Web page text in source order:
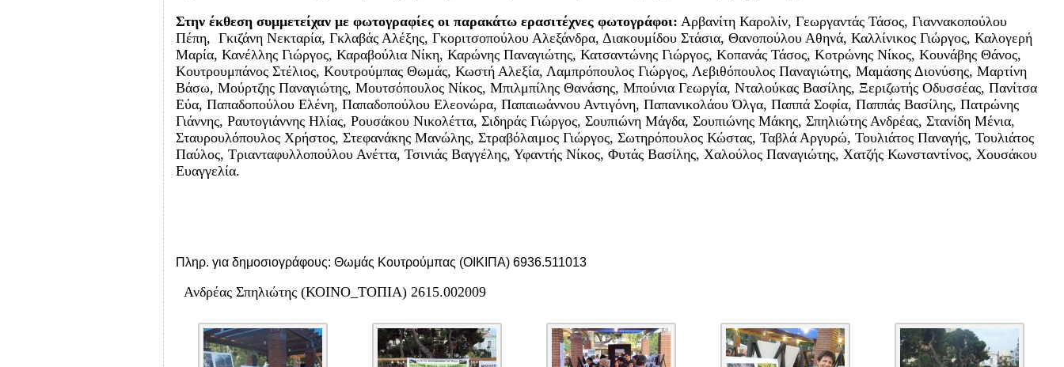
Στην έκθεση συμμετείχαν με φωτογραφίες οι παρακάτω ερασιτέχνες φωτογράφοι: Αρβανίτη Καρολίν, Γεωργαντάς Τάσος, Γιαννακοπούλου
Πέπη, Γκιζάνη Νεκταρία, Γκλαβάς Αλέξης, Γκοριτσοπούλου Αλεξάνδρα, Διακουμίδου Στάσια, Θανοπούλου Αθηνά, Καλλίνικος Γιώργος, Καλογερή
Μαρία, Κανέλλης Γιώργος, Καραβούλια Νίκη, Καρώνης Παναγιώτης, Κατσαντώνης Γιώργος, Κοπανάς Τάσος, Κοτρώνης Νίκος, Κουνάβης Θάνος,
Κουτρουμπάνος Στέλιος, Κουτρούμπας Θωμάς, Κωστή Αλεξία, Λαμπρόπουλος Γιώργος, Λεβιθόπουλος Παναγιώτης, Μαμάσης Διονύσης, Μαρτίνη
Βάσω, Μούρτζης Παναγιώτης, Μουτσόπουλος Νίκος, Μπιλμπίλης Θανάσης, Μπούνια Γεωργία, Νταλούκας Βασίλης, Ξεριζωτής Οδυσσέας, Πανίτσα
Εύα, Παπαδοπούλου Ελένη, Παπαδοπούλου Ελεονώρα, Παπαιωάννου Αντιγόνη, Παπανικολάου Όλγα, Παππά Σοφία, Παππάς Βασίλης, Πατρώνης
Γιάννης, Ραυτογιάννης Ηλίας, Ρουσάκου Νικολέττα, Σιδηράς Γιώργος, Σουπιώνη Μάγδα, Σουπιώνης Μάκης, Σπηλιώτης Ανδρέας, Στανίδη Μένια,
Σταυρουλόπουλος Χρήστος, Στεφανάκης Μανώλης, Στραβόλαιμος Γιώργος, Σωτηρόπουλος Κώστας, Ταβλά Αργυρώ, Τουλιάτος Παναγής, Τουλιάτος
Παύλος, Τριανταφυλλοπούλου Ανέττα, Τσινιάς Βαγγέλης, Υφαντής Νίκος, Φυτάς Βασίλης, Χαλούλος Παναγιώτης, Χατζής Κωνσταντίνος, Χουσάκου
Ευαγγελία.
Πληρ. για δημοσιογράφους: Θωμάς Κουτρούμπας (ΟΙΚΙΠΑ) 6936.511013
Ανδρέας Σπηλιώτης (ΚΟΙΝΟ_ΤΟΠΙΑ) 2615.002009